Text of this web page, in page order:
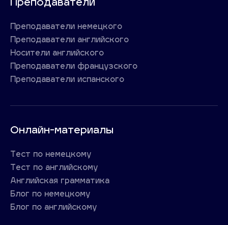
Преподаватели
Преподаватели немецкого
Преподаватели английского
Носители английского
Преподаватели французского
Преподаватели испанского
Онлайн-материалы
Тест по немецкому
Тест по английскому
Английская грамматика
Блог по немецкому
Блог по английскому